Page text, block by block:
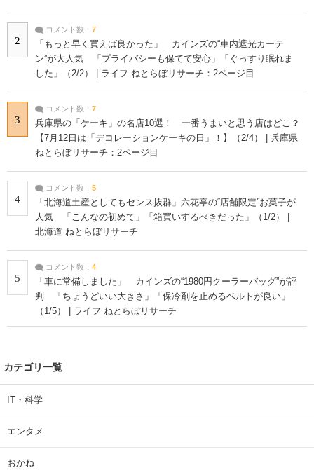
2
コメント数： 7
「もっと早く買えば良かった」 カインズの“車内遮光カーテ
ン”が大人気 「プライバシーも保てて安心」「ぐっすり眠れま
した」（2/2） | ライフ ねとらぼリサーチ：2ページ目
3
コメント数： 7
兵庫県の「ケーキ」の名店10選！ 一番うまいと思う店はどこ？
【7月12日は「デコレーションケーキの日」！】（2/4） | 兵庫県
ねとらぼリサーチ：2ページ目
4
コメント数： 5
「北海道土産としてもセンス抜群」六花亭の“店舗限定”お菓子が
人気 「こんなの初めて」「箱買いするべきだった」（1/2） |
北海道 ねとらぼリサーチ
5
コメント数： 4
「車に常備しました」 カインズの“1980円クーラーバッグ”が評
判 「ちょうどいい大きさ」「保冷剤を止めるベルトが良い」
（1/5） | ライフ ねとらぼリサーチ
カテゴリ一覧
IT・科学
エンタメ
おかね